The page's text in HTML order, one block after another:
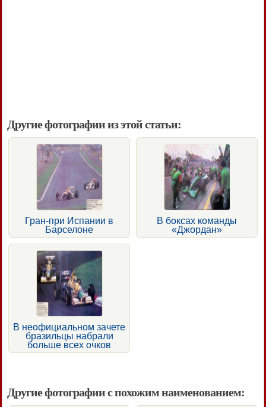
Другие фотографии из этой статьи:
Гран-при Испании в
Барселоне
В боксах команды
«Джордан»
В неофициальном зачете
бразильцы набрали
больше всех очков
Другие фотографии с похожим наименованием: